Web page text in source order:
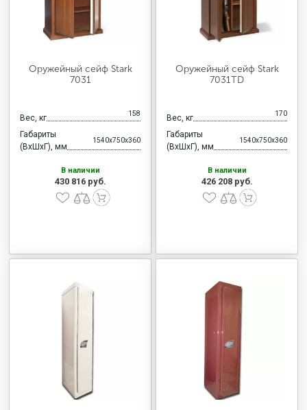
Оружейный сейф Stark
7031
Вес, кг 158
Габариты
(ВхШхГ), мм
1540x750x360
В наличии
430 816 руб.
Оружейный сейф Stark
7031TD
Вес, кг 170
Габариты
(ВхШхГ), мм
1540x750x360
В наличии
426 208 руб.